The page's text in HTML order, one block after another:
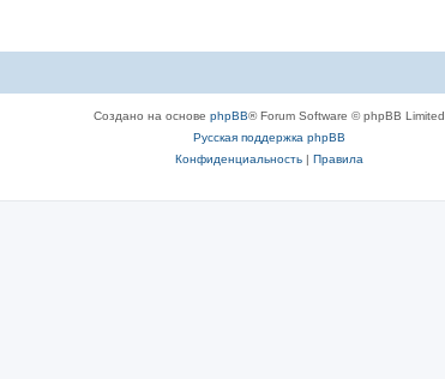
Создано на основе phpBB® Forum Software © phpBB Limited
Русская поддержка phpBB
Конфиденциальность| Правила